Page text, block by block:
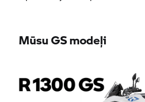
Mūsu GS modeļi